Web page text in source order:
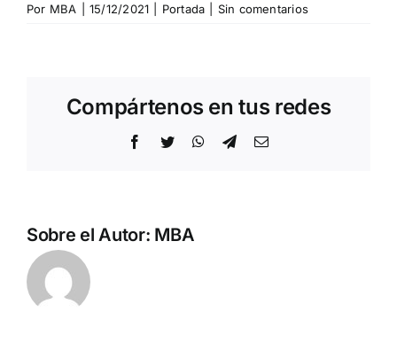
Por MBA 15/12/2021 Portada Sin comentarios
Compártenos en tus redes
Facebook
Twitter WhatsApp
TelegramCorreo
Sobre el Autor: MBA